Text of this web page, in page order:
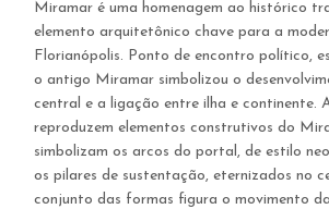
Miramar é uma homenagem ao histórico
elemento arquitetônico chave para a
Florianópolis. Ponto de encontro político,
o antigo Miramar simbolizou o
central e a ligação entre ilha e continente.
reproduzem elementos construtivos do
simbolizam os arcos do portal, de estilo
os pilares de sustentação, eternizados no
conjunto das formas figura o movimento